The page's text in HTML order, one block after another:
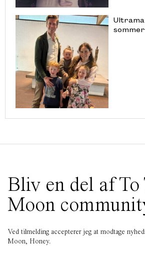
Bliv en del af To
Moon
Ved tilmelding accepterer jeg at modtage
Moon, Honey.